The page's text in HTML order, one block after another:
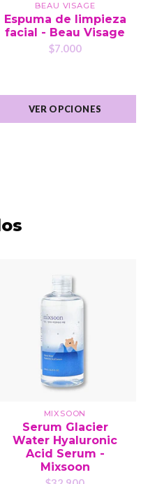
BEAU VISAGE
Espuma de limpieza
facial - Beau Visage
$7.000
VER OPCIONES
MIXSOON
Serum Glacier
Water Hyaluronic
Acid Serum -
Mixsoon